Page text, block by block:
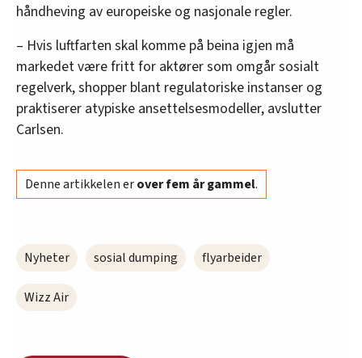
håndheving av europeiske og nasjonale regler.
– Hvis luftfarten skal komme på beina igjen må
markedet være fritt for aktører som omgår sosialt
regelverk, shopper blant regulatoriske instanser og
praktiserer atypiske ansettelsesmodeller, avslutter
Carlsen.
Denne artikkelen erover fem år gammel.
Nyheter sosial dumping flyarbeider
Wizz Air